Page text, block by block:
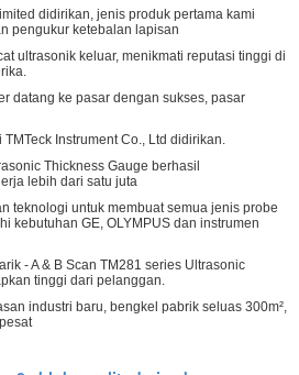
didirikan, jenis produk pertama kami
pengukur ketebalan lapisan
ultrasonik keluar, menikmati reputasi tinggi di
datang ke pasar dengan sukses, pasar
Instrument Co., Ltd didirikan.
Thickness Gauge berhasil
lebih dari satu juta
teknologi untuk membuat semua jenis probe
kebutuhan GE, OLYMPUS dan instrumen
- A & B Scan TM281 series Ultrasonic
tinggi dari pelanggan.
industri baru, bengkel pabrik seluas 300m²,